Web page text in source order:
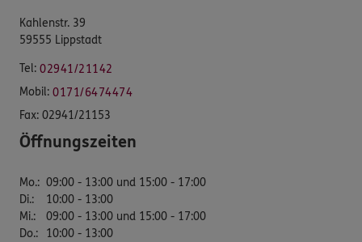
Kahlenstr. 39
59555 Lippstadt
Tel: 02941/21142
Mobil: 0171/6474474
Fax: 02941/21153
Öffnungszeiten
Mo.: 09:00 - 13:00 und 15:00 - 17:00
Di.:
10:00 - 13:00
Mi.:
09:00 - 13:00 und 15:00 - 17:00
Do.:
10:00 - 13:00